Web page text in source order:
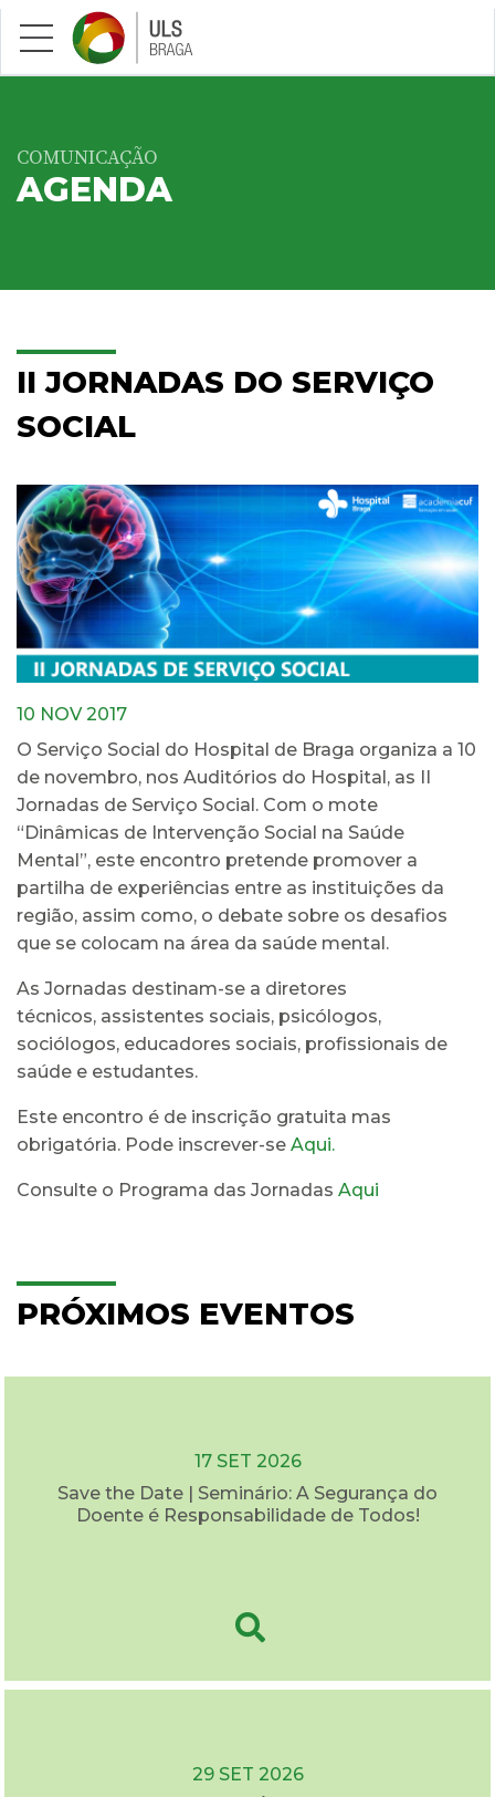
Saltar para conteúdo principal
COMUNICAÇÃO
AGENDA
II JORNADAS DO SERVIÇO
SOCIAL
10 NOV 2017
O Serviço Social do Hospital de Braga organiza a 10
de novembro, nos Auditórios do Hospital, as II
Jornadas de Serviço Social. Com o mote
“Dinâmicas de Intervenção Social na Saúde
Mental”, este encontro pretende promover a
partilha de experiências entre as instituições da
região, assim como, o debate sobre os desafios
que se colocam na área da saúde mental.
As Jornadas destinam-se a diretores
técnicos, assistentes sociais, psicólogos,
sociólogos, educadores sociais, profissionais de
saúde e estudantes.
Este encontro é de inscrição gratuita mas
obrigatória. Pode inscrever-se Aqui.
Consulte o Programa das Jornadas Aqui
PRÓXIMOS EVENTOS
17 SET 2026
Save the Date | Seminário: A Segurança do
Doente é Responsabilidade de Todos!
29 SET 2026